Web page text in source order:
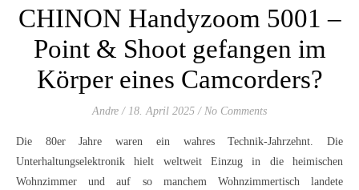
CHINON Handyzoom 5001 –
Point & Shoot gefangen im
Körper eines Camcorders?
Andre / 18. April 2025 / No Comments
Die 80er Jahre waren ein wahres Technik-Jahrzehnt. Die
Unterhaltungselektronik hielt weltweit Einzug in die heimischen
Wohnzimmer und auf so manchem Wohnzimmertisch landete